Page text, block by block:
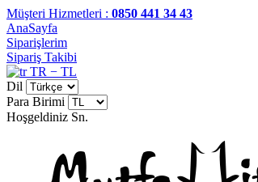
Müşteri Hizmetleri : 0850 441 34 43
AnaSayfa
Siparişlerim
Sipariş Takibi
TR − TL
Dil
Para Birimi
Hoşgeldiniz Sn.